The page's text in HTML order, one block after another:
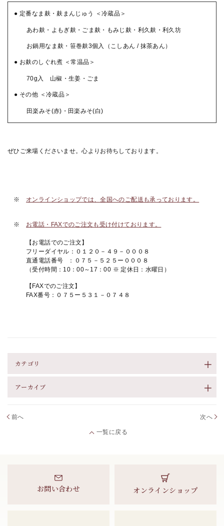
● 定番なま麸・麸まんじゅう ＜冷蔵品＞
あわ麸・よもぎ麸・ごま麸・もみじ麸・利久麸・利久坊
お鍋用なま麸・笹巻麸3個入（こしあん / 抹茶あん）
● お麸のしぐれ煮 ＜常温品＞
70g入 山椒・生姜・ごま
● その他 ＜冷蔵品＞
田楽みそ(赤)・田楽みそ(白)
ぜひご来場くださいませ。心よりお待ちしております。
※ オンラインショップでは、全国へのご配送も承っております。
※ お電話・FAXでのご注文も受け付けております。
【お電話でのご注文】
フリーダイヤル：０１２０－４９－０００８
直通電話番号 ：０７５－５２５ー０００８
（受付時間：10：00～17：00 ※ 定休日：水曜日）
【FAXでのご注文】
FAX番号：０７５ー５３１－０７４８
カテゴリ
アーカイブ
前へ
一覧に戻る
次へ
お問い合わせ オンラインショップ